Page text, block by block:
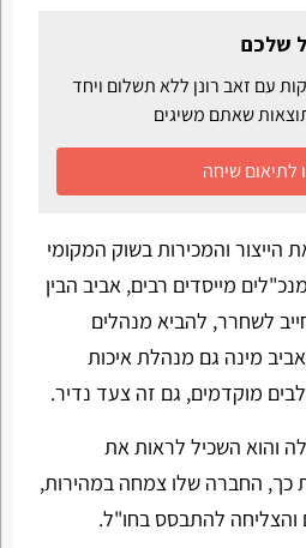
שלכם
שיחת יעוץ של 30 דקות עם זאב רונן ללא תשלום ויחד
שאתם משיגים
לתיאום שיחה
הייצור והמכירות בשוק המקומי
מייסדים רבים, אביב הבין
לשחרר, להביא מנהלים
מינה גם מנהלת איכות
מוקדמים, גם זה צעד נדיר.
והוא השכיל לראות את
כך, החברה שלו צמחה במהירות,
והצליחה להתבסס בחו"ל.